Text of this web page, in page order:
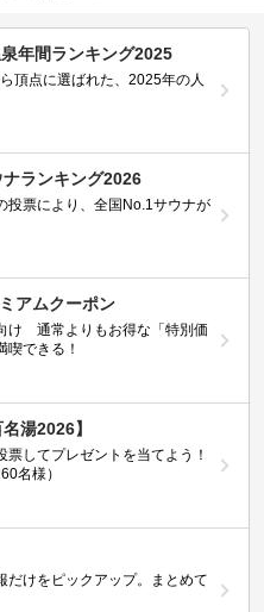
年間ランキング2025
頂点に選ばれた、2025年の人
ランキング2026
投票により、全国No.1サウナが
アムクーポン
け 通常よりもお得な「特別価
喫できる！
湯2026】
票してプレゼントを当てよう！
名様）
だけをピックアップ。まとめて